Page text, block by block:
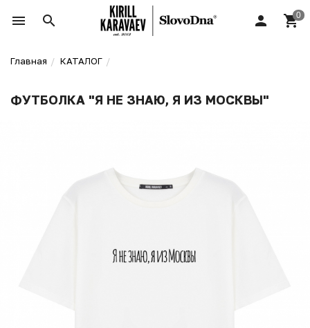
Главная КАТАЛОГ
ФУТБОЛКА "Я НЕ ЗНАЮ, Я ИЗ МОСКВЫ"